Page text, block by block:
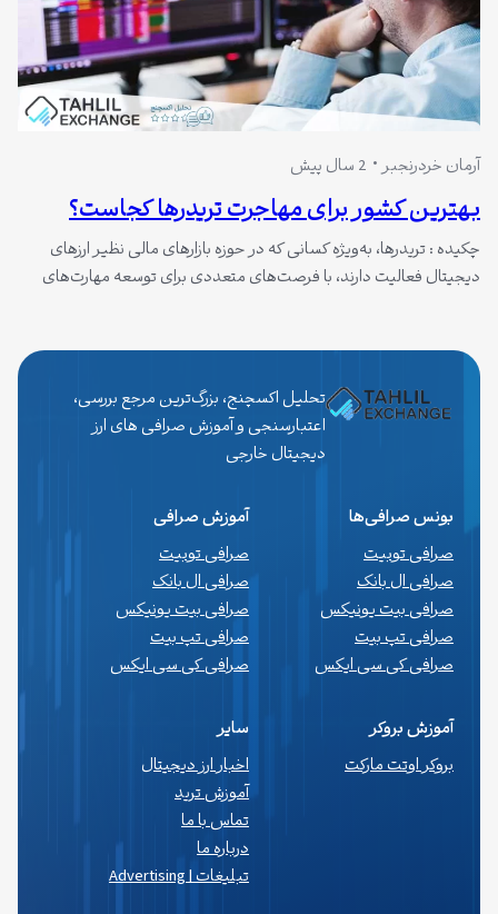
آرمان خردرنجبر 2 سال پیش
بهترین کشور برای مهاجرت تریدرها کجاست؟
چکیده : تریدرها، به‌ویژه کسانی که در حوزه بازارهای مالی نظیر ارزهای
دیجیتال فعالیت دارند، با فرصت‌های متعددی برای توسعه مهارت‌های
بهتری برای فعالیت حرفه‌ای‌شان فراهم کند. تریدرها، به‌ویژه کسانی که
تحلیل اکسچنج، بزرگ‌ترین مرجع بررسی،
اعتبارسنجی و آموزش صرافی های ارز
دیجیتال خارجی
بونس صرافی‌ها
صرافی توبیت
صرافی ال بانک
صرافی بیت یونیکس
صرافی تپ بیت
صرافی کی سی ایکس
آموزش صرافی
صرافی توبیت
صرافی ال بانک
صرافی بیت یونیکس
صرافی تپ بیت
صرافی کی سی ایکس
آموزش بروکر
بروکر اوتت مارکت
سایر
اخبار ارز دیجیتال
آموزش ترید
تماس با ما
درباره ما
تبلیغات | Advertising